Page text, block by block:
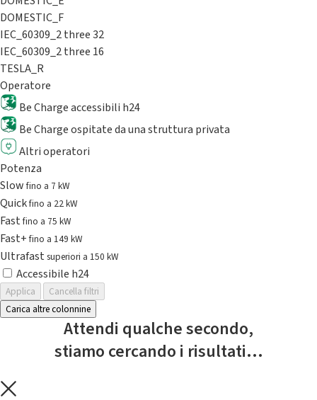
DOMESTIC_F
IEC_60309_2 three 32
IEC_60309_2 three 16
TESLA_R
Operatore
Be Charge accessibili h24
Be Charge ospitate da una struttura privata
Altri operatori
Potenza
Slowfino a 7 kW
Quickfino a 22 kW
Fastfino a 75 kW
Fast+fino a 149 kW
Ultrafast superiori a 150 kW
Accessibile h24
Applica
Cancella filtri
Carica altre colonnine
Attendi qualche secondo,
stiamo cercando i risultati...